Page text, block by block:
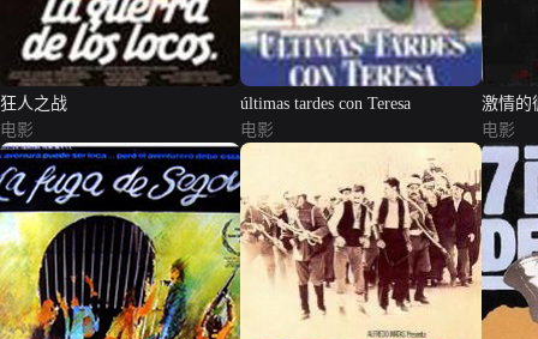
狂人之战
电影
últimas tardes con Teresa
电影
激情的
电影